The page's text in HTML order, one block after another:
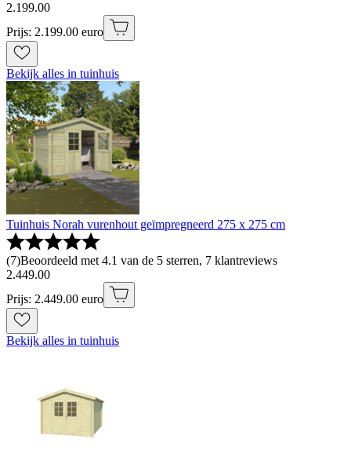
2.199.00
Prijs: 2.199.00 euro
Bekijk alles in tuinhuis
Tuinhuis Norah vurenhout geïmpregneerd 275 x 275 cm
(7)Beoordeeld met 4.1 van de 5 sterren, 7 klantreviews
2.449.00
Prijs: 2.449.00 euro
Bekijk alles in tuinhuis